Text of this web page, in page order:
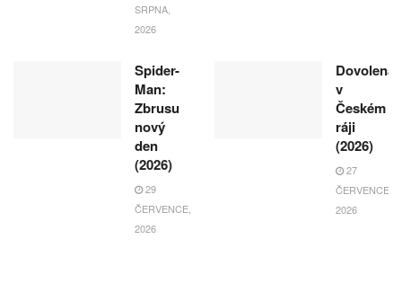
SRPNA,
2026
Spider-
Man:
Zbrusu
nový
den
(2026)
29
ČERVENCE,
2026
Dovolená
v
Českém
ráji
(2026)
27
ČERVENCE,
2026